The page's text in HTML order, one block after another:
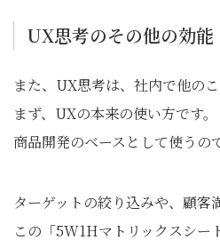
UX思考のその他の効能
また、UX思考は、社内で他のこ
まず、UXの本来の使い方です。
商品開発のベースとして使うの
ターゲットの絞り込みや、顧客
この「5W1Hマトリックスシー